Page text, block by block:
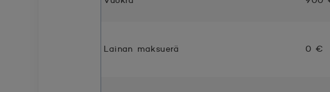
Lainan maksuerä 0 €